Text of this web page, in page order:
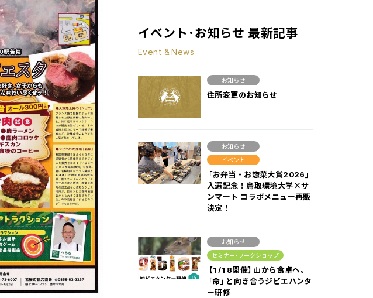
イベント･お知らせ 最新記事
Event & News
お知らせ
住所変更のお知らせ
お知らせ
イベント
「お弁当・お惣菜大賞2026」
入選記念！鳥取環境大学×サ
ンマート コラボメニュー再販
決定！
お知らせ
セミナー･ワークショップ
【1/18開催】山から食卓へ。
「命」と向き合うジビエハンタ
ー研修